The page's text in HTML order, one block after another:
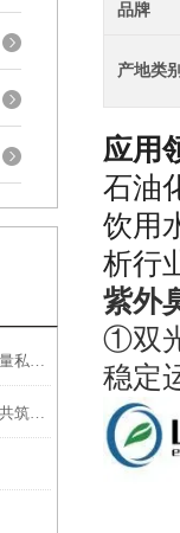
便携臭氧检测仪：您的空气质量私人顾问
环境臭氧检测仪：守护蓝天，共筑绿色家园
品牌
产地类
应用
石油
饮用
析行
紫外
①双
稳定